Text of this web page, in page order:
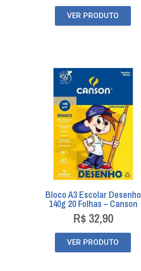
VER PRODUTO
Bloco A3 Escolar Desenho
140g 20 Folhas – Canson
R$ 32,90
VER PRODUTO